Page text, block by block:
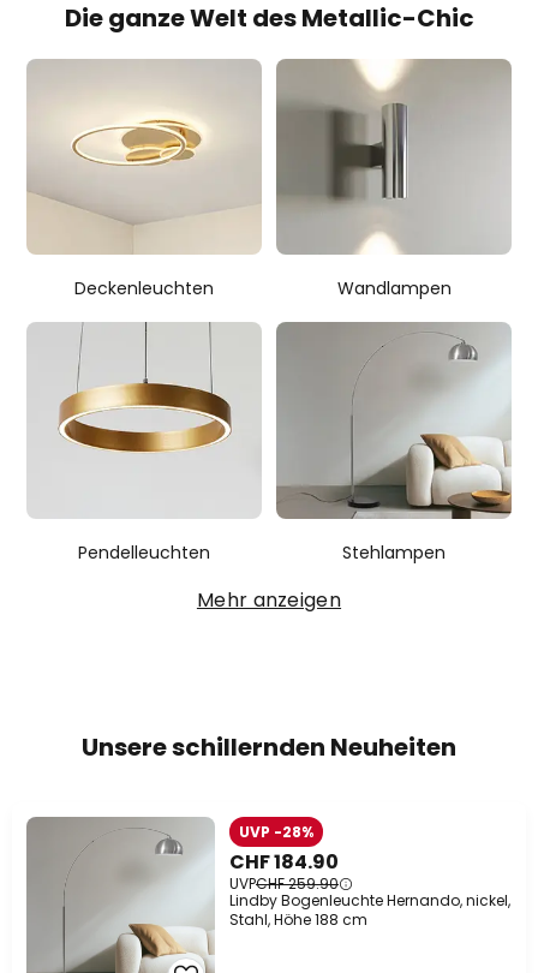
Die ganze Welt des Metallic-Chic
Deckenleuchten Wandlampen
Pendelleuchten Stehlampen
Mehr anzeigen
Unsere schillernden Neuheiten
CHF 184.90
UVPCHF 259.90
UVP -28%
Lindby Bogenleuchte Hernando, nickel,
Stahl, Höhe 188 cm